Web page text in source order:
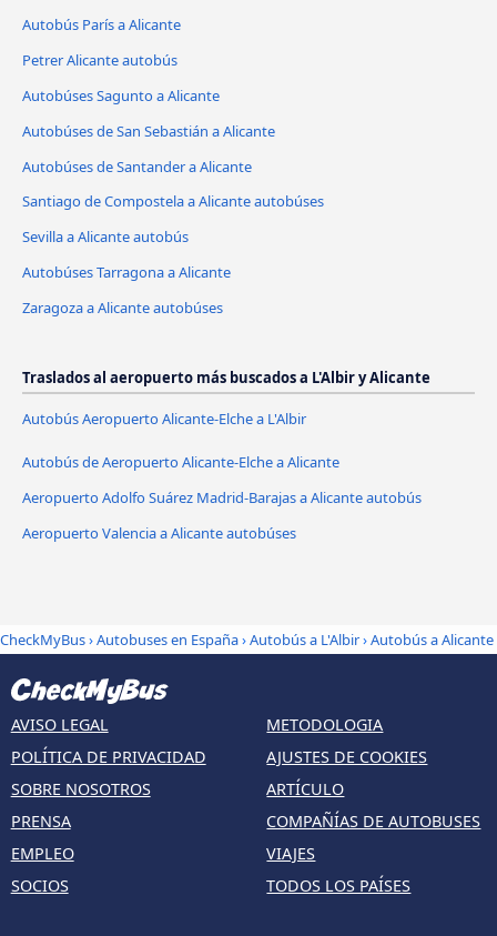
Autobús París a Alicante
Petrer Alicante autobús
Autobúses Sagunto a Alicante
Autobúses de San Sebastián a Alicante
Autobúses de Santander a Alicante
Santiago de Compostela a Alicante autobúses
Sevilla a Alicante autobús
Autobúses Tarragona a Alicante
Zaragoza a Alicante autobúses
Traslados al aeropuerto más buscados a L'Albir y Alicante
Autobús Aeropuerto Alicante-Elche a L'Albir
Autobús de Aeropuerto Alicante-Elche a Alicante
Aeropuerto Adolfo Suárez Madrid-Barajas a Alicante autobús
Aeropuerto Valencia a Alicante autobúses
CheckMyBus›Autobuses en España›Autobús a L'Albir›Autobús a Alicante
AVISO LEGAL
POLÍTICA DE PRIVACIDAD
SOBRE NOSOTROS
PRENSA
EMPLEO
SOCIOS
METODOLOGIA
AJUSTES DE COOKIES
ARTÍCULO
COMPAÑÍAS DE AUTOBUSES
VIAJES
TODOS LOS PAÍSES